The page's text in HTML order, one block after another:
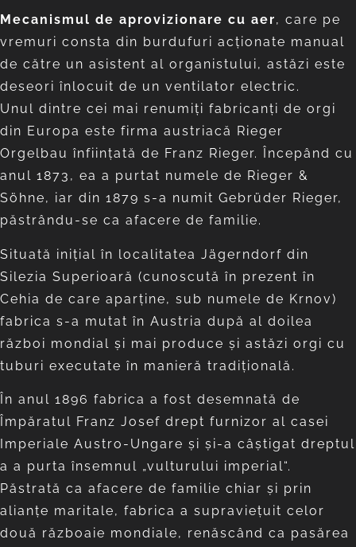
Mecanismul de aprovizionare cu aer, care pe
vremuri consta din burdufuri acționate manual
de către un asistent al organistului, astăzi este
deseori înlocuit de un ventilator electric.
Unul dintre cei mai renumiţi fabricanţi de orgi
din Europa este firma austriacă Rieger
Orgelbau înfiinţată de Franz Rieger. Începând cu
anul 1873, ea a purtat numele de Rieger &
Söhne, iar din 1879 s-a numit Gebrüder Rieger,
păstrându-se ca afacere de familie.
Situată iniţial în localitatea Jägerndorf din
Silezia Superioară (cunoscută în prezent în
Cehia de care aparţine, sub numele de Krnov)
fabrica s-a mutat în Austria după al doilea
război mondial şi mai produce şi astăzi orgi cu
tuburi executate în manieră tradiţională.
În anul 1896 fabrica a fost desemnată de
Împăratul Franz Josef drept furnizor al casei
Imperiale Austro-Ungare şi şi-a câştigat dreptul
a a purta însemnul „vulturului imperial“.
Păstrată ca afacere de familie chiar şi prin
alianţe maritale, fabrica a supravieţuit celor
două războaie mondiale, renăscând ca pasărea